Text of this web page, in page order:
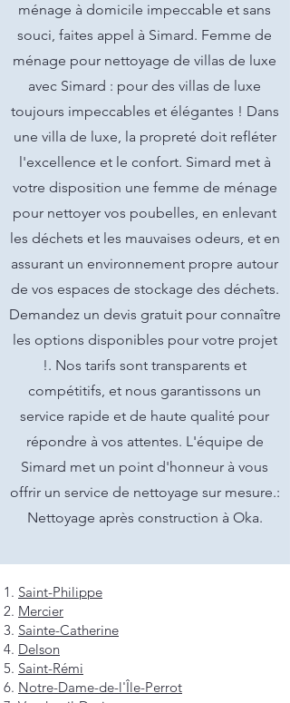
ménage à domicile impeccable et sans
souci, faites appel à Simard. Femme de
ménage pour nettoyage de villas de luxe
avec Simard : pour des villas de luxe
toujours impeccables et élégantes ! Dans
une villa de luxe, la propreté doit refléter
l'excellence et le confort. Simard met à
votre disposition une femme de ménage
pour nettoyer vos poubelles, en enlevant
les déchets et les mauvaises odeurs, et en
assurant un environnement propre autour
de vos espaces de stockage des déchets.
Demandez un devis gratuit pour connaître
les options disponibles pour votre projet
!. Nos tarifs sont transparents et
compétitifs, et nous garantissons un
service rapide et de haute qualité pour
répondre à vos attentes. L'équipe de
Simard met un point d'honneur à vous
offrir un service de nettoyage sur mesure.:
Nettoyage après construction à Oka.
Saint-Philippe
Mercier
Sainte-Catherine
Delson
Saint-Rémi
Notre-Dame-de-l'Île-Perrot